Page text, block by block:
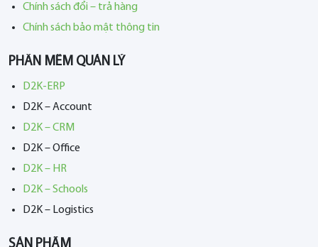
Chính sách đổi – trả hàng
Chính sách bảo mật thông tin
PHẦN MỀM QUẢN LÝ
D2K-ERP
D2K – Account
D2K – CRM
D2K – Office
D2K – HR
D2K – Schools
D2K – Logistics
SẢN PHẨM